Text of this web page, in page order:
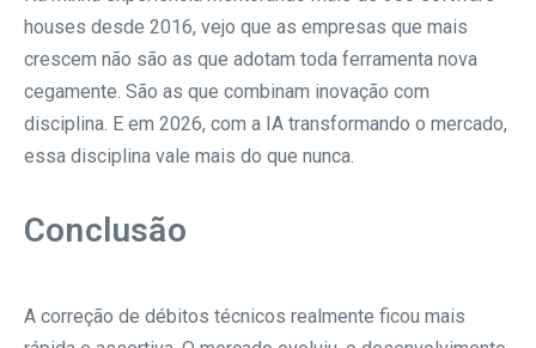
houses desde 2016, vejo que as empresas que mais
crescem não são as que adotam toda ferramenta nova
cegamente. São as que combinam inovação com
disciplina. E em 2026, com a IA transformando o mercado,
essa disciplina vale mais do que nunca.
Conclusão
A correção de débitos técnicos realmente ficou mais